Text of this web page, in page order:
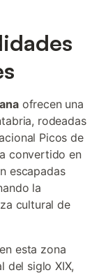
ofrecen una
rodeadas
Picos de
convertido en
escapadas
la
cultural de
esta zona
del siglo XIX,